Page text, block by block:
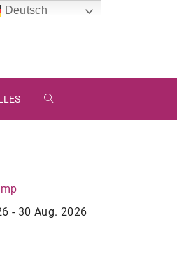
WEBSITE-
- 30 Aug. 2026
Deutsch